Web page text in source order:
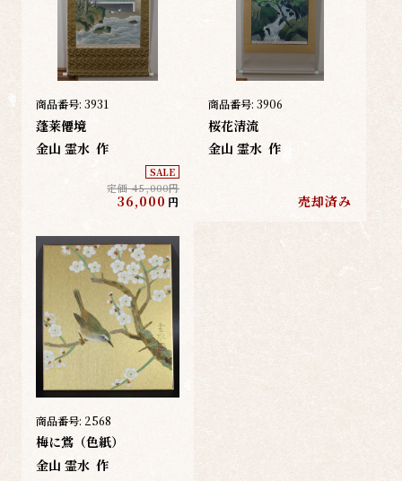
商品番号: 3931
蓬莱僊境
金山 霊水 作
SALE
定価 45,000円
36,000 円
商品番号: 3906
桜花清流
金山 霊水 作
売却済み
商品番号: 2568
梅に鴬（色紙）
金山 霊水 作